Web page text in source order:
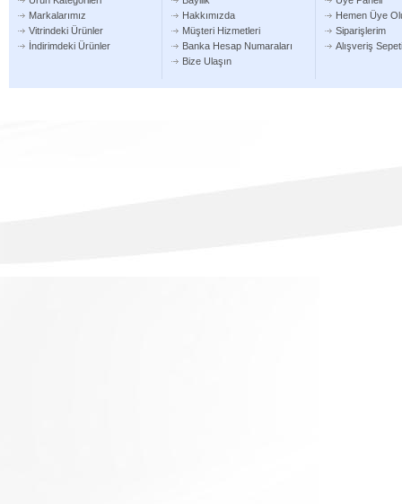
Markalarımız
Vitrindeki Ürünler
İndirimdeki Ürünler
Hakkımızda
Müşteri Hizmetleri
Banka Hesap Numaraları
Bize Ulaşın
Hemen Üye
Siparişlerim
Alışveriş